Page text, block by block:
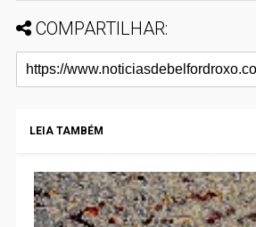
COMPARTILHAR:
LEIA TAMBÉM